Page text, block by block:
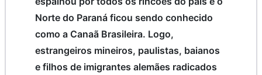
Norte do Paraná ficou sendo conhecido
como a Canaã Brasileira. Logo,
estrangeiros mineiros, paulistas, baianos
e filhos de imigrantes alemães radicados